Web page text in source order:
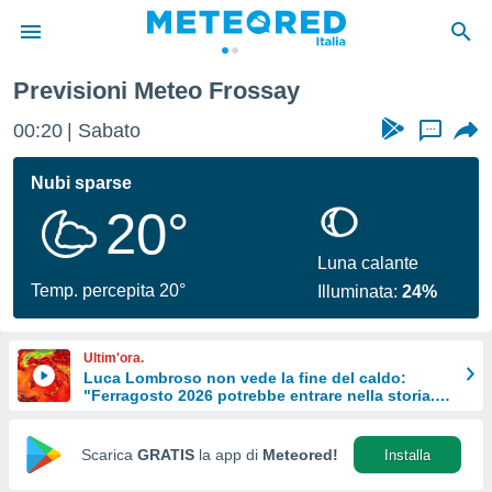
di
per
le
di
Web
Previsioni Meteo Frossay
00:20 Sabato ...
Nubi sparse
20°
Temp. percepita 20°
Luna calante
Illuminata:24%
Ultim'ora.
Luca Lombroso non vede la fine del caldo:
"Ferragosto 2026 potrebbe entrare nella storia.
Scarica GRATIS la app di Meteored! Installa